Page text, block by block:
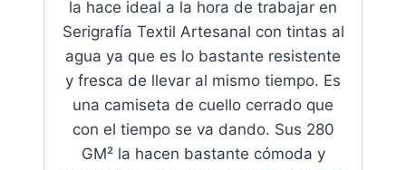
la hace ideal a la hora de trabajar en
Serigrafía Textil Artesanal con tintas al
agua ya que es lo bastante resistente
y fresca de llevar al mismo tiempo. Es
una camiseta de cuello cerrado que
con el tiempo se va dando. Sus 280
GM² la hacen bastante cómoda y